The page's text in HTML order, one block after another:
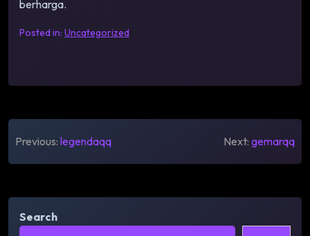
berharga.
Posted in: Uncategorized
navigation
Previous: legendaqq Next: gemarqq
Search